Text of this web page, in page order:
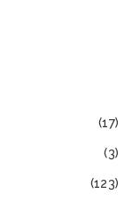
(17)
(3)
(123)